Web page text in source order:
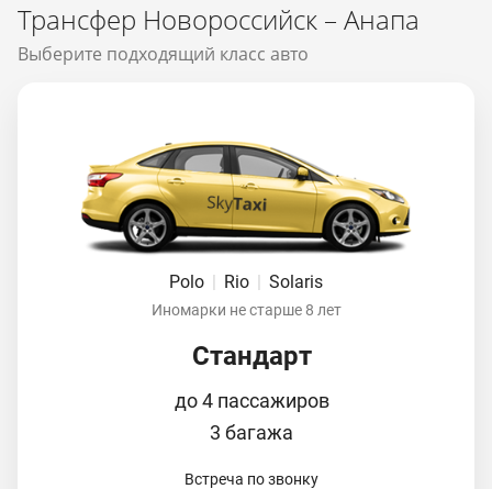
Трансфер Новороссийск – Анапа
Выберите подходящий класс авто
Polo | Rio | Solaris
Иномарки не старше 8 лет
Стандарт
до 4 пассажиров
3 багажа
Встреча по звонку